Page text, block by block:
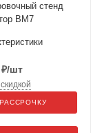
стенд
ВМ7
₽/шт